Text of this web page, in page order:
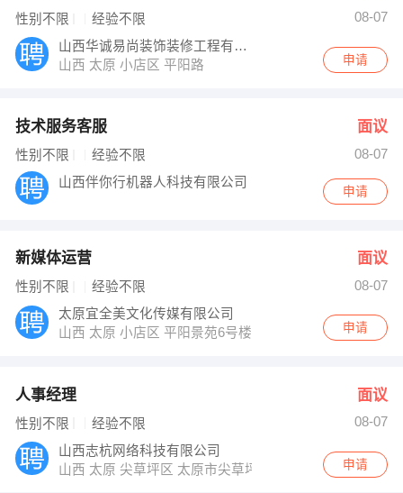
性别不限 经验不限
08-07
山西华诚易尚装饰装修工程有限公司
山西 太原 小店区 平阳路
申请
技术服务客服 面议
性别不限 经验不限
08-07
山西伴你行机器人科技有限公司
申请
新媒体运营 面议
性别不限 经验不限
08-07
太原宜全美文化传媒有限公司
山西 太原 小店区 平阳景苑6号楼南入口6层666
申请
人事经理 面议
性别不限 经验不限
08-07
山西志杭网络科技有限公司
山西 太原 尖草坪区 太原市尖草坪区兴华街（下元公交总
申请